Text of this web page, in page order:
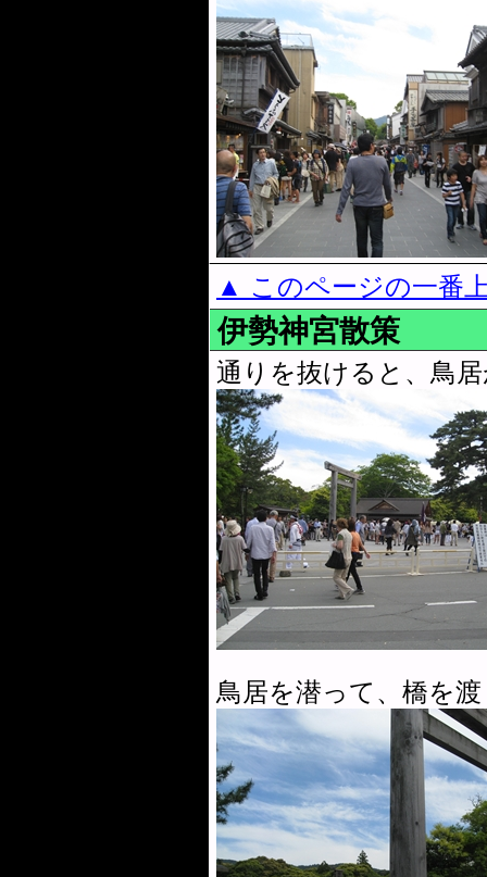
▲ このページの一番
伊勢神宮散策
通りを抜けると、鳥
鳥居を潜って、橋を